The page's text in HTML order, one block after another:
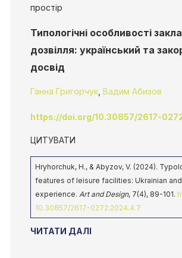
простір
Типологічні особливості
дозвілля: український та
досвід
Ганна Григорчук Вадим Абизов
https://doi.org/10.30857/2617-
ЦИТУВАТИ
Hryhorchuk, H., & Abyzov, V. (2024).
features of leisure facilities: Ukrainian
experience. Art and Design, 7(4), 89-101.
10.30857/2617-0272.2024.4.7
ЧИТАТИ ДАЛІ